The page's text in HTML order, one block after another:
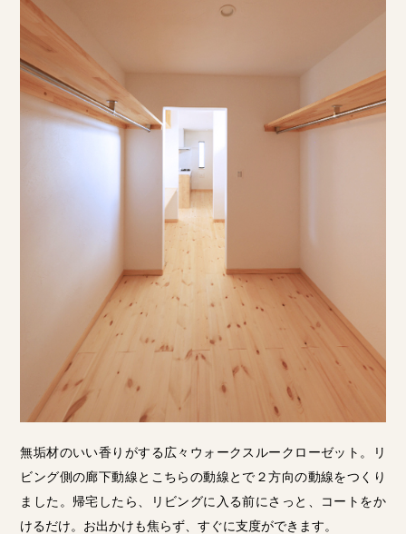
無垢材のいい香りがする広々ウォークスルークローゼット。リ
ビング側の廊下動線とこちらの動線とで２方向の動線をつくり
ました。帰宅したら、リビングに入る前にさっと、コートをか
けるだけ。お出かけも焦らず、すぐに支度ができます。